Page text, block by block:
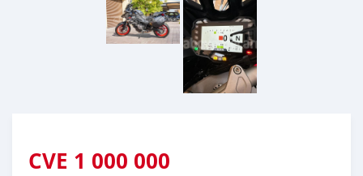
CVE 1 000 000